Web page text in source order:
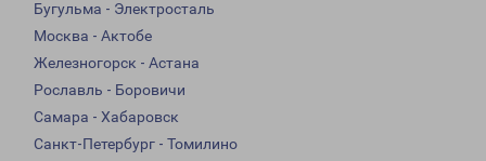
Бугульма - Электросталь
Москва - Актобе
Железногорск - Астана
Рославль - Боровичи
Самара - Хабаровск
Санкт-Петербург - Томилино